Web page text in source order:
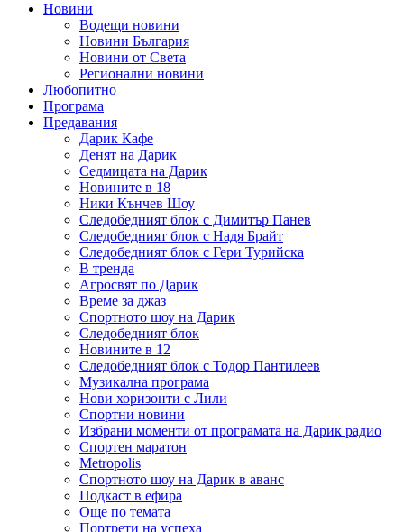
Новини
Водещи новини
Новини България
Новини от Света
Регионални новини
Любопитно
Програма
Предавания
Дарик Кафе
Денят на Дарик
Седмицата на Дарик
Новините в 18
Ники Кънчев Шоу
Следобедният блок с Димитър Панев
Следобедният блок с Надя Брайт
Следобедният блок с Гери Турийска
В тренда
Агросвят по Дарик
Време за джаз
Спортното шоу на Дарик
Следобедният блок
Новините в 12
Следобедният блок с Тодор Пантилеев
Музикална програма
Нови хоризонти с Лили
Спортни новини
Избрани моменти от програмата на Дарик радио
Спортен маратон
Metropolis
Спортното шоу на Дарик в аванс
Подкаст в ефира
Още по темата
Портрети на успеха